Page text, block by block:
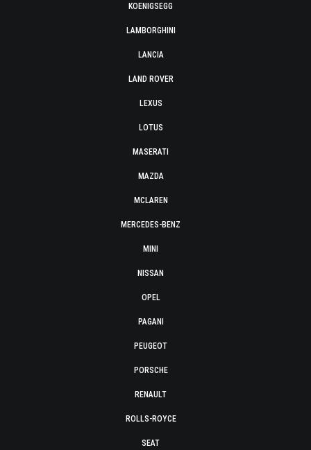
KOENIGSEGG
LAMBORGHINI
LANCIA
LAND ROVER
LEXUS
LOTUS
MASERATI
MAZDA
MCLAREN
MERCEDES-BENZ
MINI
NISSAN
OPEL
PAGANI
PEUGEOT
PORSCHE
RENAULT
ROLLS-ROYCE
SEAT